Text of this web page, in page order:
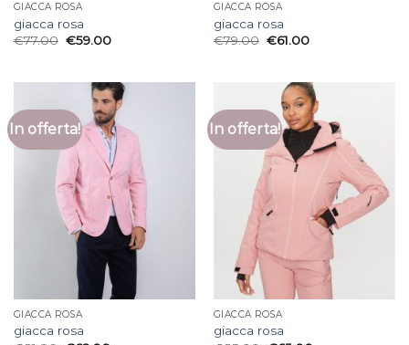
GIACCA ROSA
giacca rosa
€77.00 €59.00
GIACCA ROSA
giacca rosa
€79.00 €61.00
In offerta!
GIACCA ROSA
giacca rosa
In offerta!
GIACCA ROSA
giacca rosa